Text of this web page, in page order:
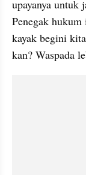
upayanya untuk
Penegak hukum
kayak begini
kan? Waspada